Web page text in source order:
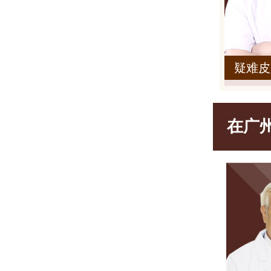
疑难
在广